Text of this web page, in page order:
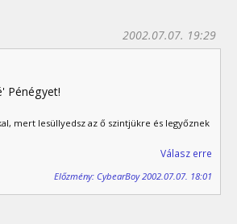
2002.07.07. 19:29
Pénégyet!
mert lesüllyedsz az ő szintjükre és legyőznek
Válasz erre
Előzmény: CybearBoy 2002.07.07. 18:01